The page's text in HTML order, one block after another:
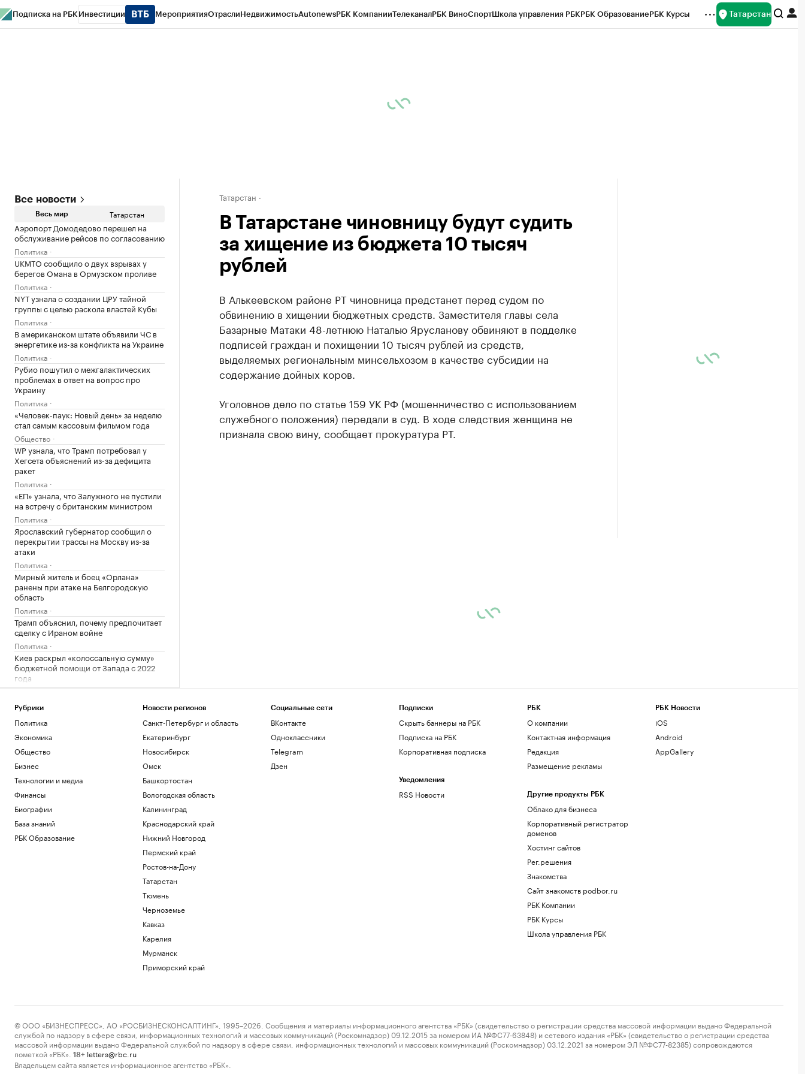
Подписка на РБК Инвестиции МероприятияОтраслиНедвижимостьAutonewsРБК КомпанииТелеканалРБК ВиноСпортШкола управления РБКРБК ОбразованиеРБК Курсы Татарстан
Все новости
Весь мир Татарстан
Аэропорт Домодедово перешел на
обслуживание рейсов по согласованию
Политика
UKMTO сообщило о двух взрывах у
берегов Омана в Ормузском проливе
Политика
NYT узнала о создании ЦРУ тайной
группы с целью раскола властей Кубы
Политика
В американском штате объявили ЧС в
энергетике из-за конфликта на Украине
Политика
Рубио пошутил о межгалактических
проблемах в ответ на вопрос про
Украину
Политика
«Человек-паук: Новый день» за неделю
стал самым кассовым фильмом года
Общество
WP узнала, что Трамп потребовал у
Хегсета объяснений из-за дефицита
ракет
Политика
«ЕП» узнала, что Залужного не пустили
на встречу с британским министром
Политика
Ярославский губернатор сообщил о
перекрытии трассы на Москву из-за
атаки
Политика
Мирный житель и боец «Орлана»
ранены при атаке на Белгородскую
область
Политика
Трамп объяснил, почему предпочитает
сделку с Ираном войне
Политика
Киев раскрыл «колоссальную сумму»
бюджетной помощи от Запада с 2022
года
Политика
Число закрытых за ночь российских
аэропортов выросло до восьми
Политика
Залужный заявил, что Киев исчерпал
ресурс вооружений в конфликте
Политика
300 курян неизвестна после вторжения
Политика
На подлете к Москве сбили три
беспилотника
Политика
В Грузии назвали причину полного
нацбезопасности актрису из сериала
Reuters раскрыл одну из крупнейших
Татарстан
В Татарстане чиновницу будут судить
за хищение из бюджета 10 тысяч
рублей
В Алькеевском районе РТ чиновница предстанет перед судом по
обвинению в хищении бюджетных средств. Заместителя главы села
Базарные Матаки 48-летнюю Наталью Ярусланову обвиняют в подделке
подписей граждан и похищении 10 тысяч рублей из средств,
выделяемых региональным минсельхозом в качестве субсидии на
содержание дойных коров.
Уголовное дело по статье 159 УК РФ (мошенничество с использованием
служебного положения) передали в суд. В ходе следствия женщина не
признала свою вину, сообщает прокуратура РТ.
Рубрики
Политика
Экономика
Общество
Бизнес
Технологии и медиа
Финансы
Биографии
База знаний
РБК Образование
Новости регионов
Санкт-Петербург и область
Екатеринбург
Новосибирск
Омск
Башкортостан
Вологодская область
Калининград
Краснодарский край
Нижний Новгород
Пермский край
Ростов-на-Дону
Татарстан
Тюмень
Черноземье
Кавказ
Карелия
Мурманск
Приморский край
Социальные сети
ВКонтакте
Одноклассники
Telegram
Дзен
Подписки
Скрыть баннеры на РБК
Подписка на РБК
Корпоративная подписка
Уведомления
RSS Новости
РБК
О компании
Контактная информация
Редакция
Размещение рекламы
Другие продукты РБК
Облако для бизнеса
Корпоративный регистратор
доменов
Хостинг сайтов
Рег.решения
Знакомства
Сайт знакомств podbor.ru
РБК Компании
РБК Курсы
Школа управления РБК
РБК Новости
iOS
Android
AppGallery
© ООО «БИЗНЕСПРЕСС», АО «РОСБИЗНЕСКОНСАЛТИНГ», 1995–2026. Сообщения и материалы информационного агентства «РБК» (свидетельство о регистрации средства массовой информации выдано Федеральной
службой по надзору в сфере связи, информационных технологий и массовых коммуникаций (Роскомнадзор) 09.12.2015 за номером ИА №ФС77-63848) и сетевого издания «РБК» (свидетельство о регистрации средства
массовой информации выдано Федеральной службой по надзору в сфере связи, информационных технологий и массовых коммуникаций (Роскомнадзор) 03.12.2021 за номером ЭЛ №ФС77-82385) сопровождаются
пометкой «РБК».
18+ letters@rbc.ru
Владельцем сайта является информационное агентство «РБК».